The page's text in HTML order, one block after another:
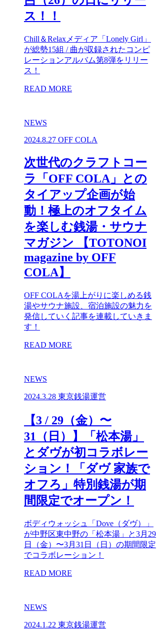
ス！！
Chill＆Relaxメディア「Lonely Girl」
が総勢15組 / 曲が収録されたコンピ
レーションアルバム第8弾をリリー
ス！
READ MORE
NEWS
2024.8.27 OFF COLA
次世代のクラフトコー
ラ「OFF COLA」との
タイアップ企画が始
動！極上のオフタイム
を楽しむ銭湯・サウナ
マガジン 【TOTONOI
magazine by OFF
COLA】
OFF COLAを湯上がりに楽しめる銭
湯やサウナ施設、宿泊施設の魅力を
発信していく記事を連載していきま
す！
READ MORE
NEWS
2024.3.28 東京銭湯運営
【3 / 29（金）〜
31（日）】「松本湯」
とダヴが初コラボレー
ション！「ダヴ 家族で
オフろ」特別銭湯が期
間限定でオープン！
ボディウォッシュ「Dove（ダヴ）」
が中野区東中野の「松本湯」と3月29
日（金）〜3月31日（日）の期間限定
でコラボレーション！
READ MORE
NEWS
2024.1.22 東京銭湯運営